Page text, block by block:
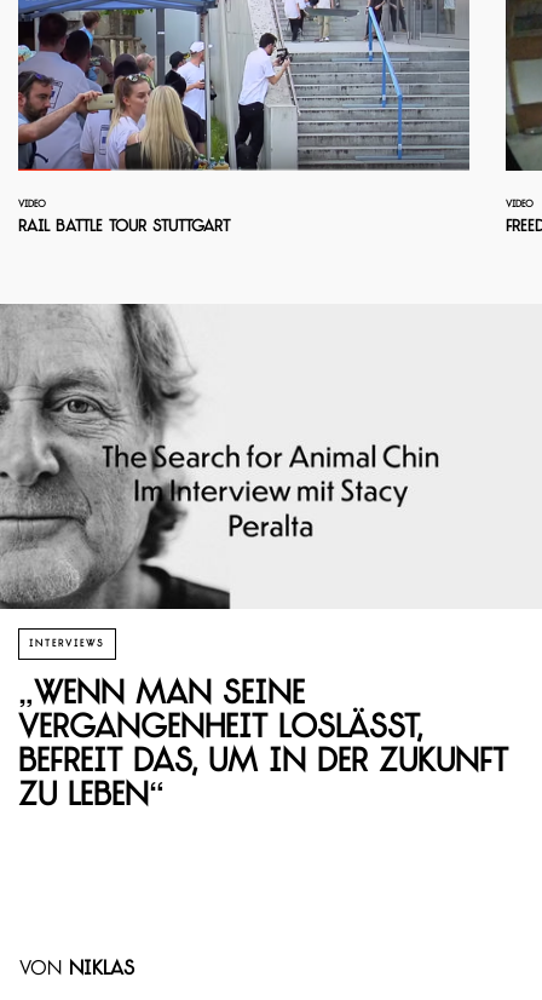
VIDEO
Rail Battle Tour Stuttgart
VIDEO
INTERVIEWS
„Wenn man seine
Vergangenheit loslässt,
befreit das, um in der Zukunft
zu leben“
von Niklas